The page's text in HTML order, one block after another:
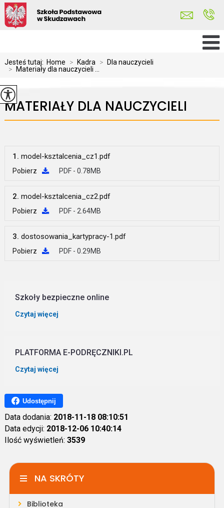
Jesteś tutaj: Home > Kadra >
Dla nauczycieli
>
Materiały dla nauczycieli ...
MATERIAŁY DLA NAUCZYCIELI
1. model-ksztalcenia_cz1.pdf
Pobierz PDF - 0.78MB
2. model-ksztalcenia_cz2.pdf
Pobierz PDF - 2.64MB
3. dostosowania_kartypracy-1.pdf
Pobierz PDF - 0.29MB
Szkoły bezpieczne online
Czytaj więcej
PLATFORMA E-PODRĘCZNIKI.PL
Czytaj więcej
Udostępnij
Data dodania: 2018-11-18 08:10:51
Data edycji: 2018-12-06 10:40:14
Ilość wyświetleń: 3539
NA SKRÓTY
Biblioteka